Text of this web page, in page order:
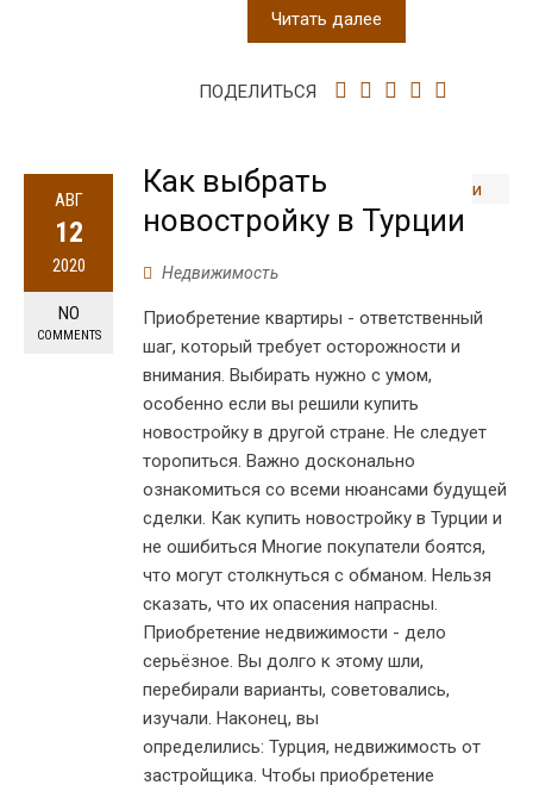
Читать далее
ПОДЕЛИТЬСЯ
АВГ
12
2020
NO
COMMENTS
Как выбрать
новостройку в Турции
Недвижимость
Приобретение квартиры - ответственный
шаг, который требует осторожности и
внимания. Выбирать нужно с умом,
особенно если вы решили купить
новостройку в другой стране. Не следует
торопиться. Важно досконально
ознакомиться со всеми нюансами будущей
сделки. Как купить новостройку в Турции и
не ошибиться Многие покупатели боятся,
что могут столкнуться с обманом. Нельзя
сказать, что их опасения напрасны.
Приобретение недвижимости - дело
серьёзное. Вы долго к этому шли,
перебирали варианты, советовались,
изучали. Наконец, вы
определились: Турция, недвижимость от
застройщика. Чтобы приобретение